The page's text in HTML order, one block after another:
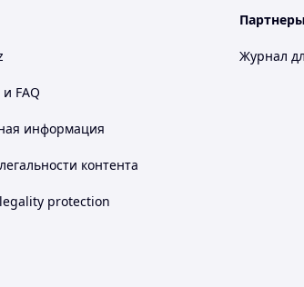
FAQ
информация
контента
protection
Партнеры
Журнал